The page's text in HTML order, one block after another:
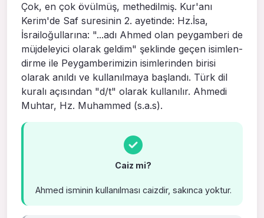
Çok, en çok övülmüş, methedilmiş. Kur'anı
Kerim'de Saf suresinin 2. ayetinde: Hz.İsa,
İsrailoğullarına: "...adı Ahmed olan peygamberi de
müjdeleyici ola­rak geldim" şeklinde geçen isimlen­
dirme ile Peygamberimizin isimlerin­den birisi
olarak anıldı ve kullanılma­ya başlandı. Türk dil
kuralı açısından "d/t" olarak kullanılır. Ahmedi
Muh­tar, Hz. Muhammed (s.a.s).
Caiz mi?
Ahmed isminin kullanılması caizdir, sakınca yoktur.